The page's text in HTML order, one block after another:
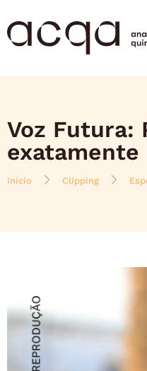
Voz Futura:
exatamente
Início Clipping